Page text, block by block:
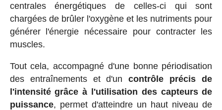
centrales énergétiques de celles-ci qui sont
chargées de brûler l'oxygène et les nutriments pour
générer l'énergie nécessaire pour contracter les
muscles.
Tout cela, accompagné d'une bonne périodisation
des entraînements et d'uncontrôle précis de
l'intensité grâce à l'utilisation des capteurs de
puissance, permet d'atteindre un haut niveau de